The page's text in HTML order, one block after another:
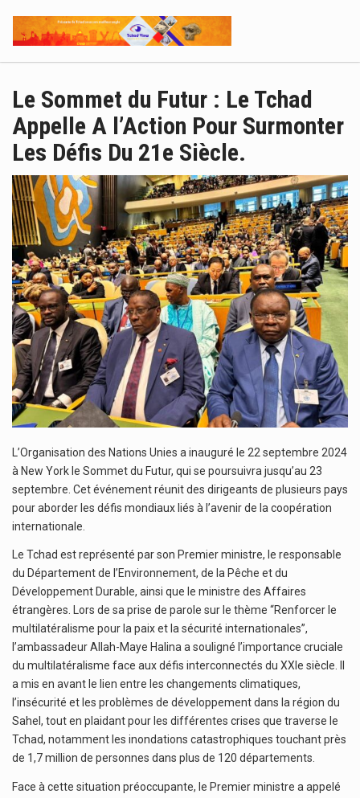
Le Sommet du Futur : Le Tchad
Appelle A l’Action Pour Surmonter
Les Défis Du 21e Siècle.
L’Organisation des Nations Unies a inauguré le 22 septembre 2024
à New York le Sommet du Futur, qui se poursuivra jusqu’au 23
septembre. Cet événement réunit des dirigeants de plusieurs pays
pour aborder les défis mondiaux liés à l’avenir de la coopération
internationale.
Le Tchad est représenté par son Premier ministre, le responsable
du Département de l’Environnement, de la Pêche et du
Développement Durable, ainsi que le ministre des Affaires
étrangères. Lors de sa prise de parole sur le thème “Renforcer le
multilatéralisme pour la paix et la sécurité internationales”,
l’ambassadeur Allah-Maye Halina a souligné l’importance cruciale
du multilatéralisme face aux défis interconnectés du XXIe siècle. Il
a mis en avant le lien entre les changements climatiques,
l’insécurité et les problèmes de développement dans la région du
Sahel, tout en plaidant pour les différentes crises que traverse le
Tchad, notamment les inondations catastrophiques touchant près
de 1,7 million de personnes dans plus de 120 départements.
Face à cette situation préoccupante, le Premier ministre a appelé